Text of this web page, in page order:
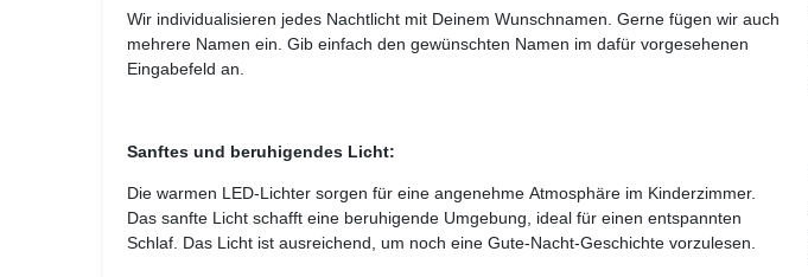
Wir individualisieren jedes Nachtlicht mit Deinem Wunschnamen. Gerne fügen wir auch
mehrere Namen ein. Gib einfach den gewünschten Namen im dafür vorgesehenen
Eingabefeld an.
Sanftes und beruhigendes Licht:
Die warmen LED-Lichter sorgen für eine angenehme Atmosphäre im Kinderzimmer.
Das sanfte Licht schafft eine beruhigende Umgebung, ideal für einen entspannten
Schlaf. Das Licht ist ausreichend, um noch eine Gute-Nacht-Geschichte vorzulesen.